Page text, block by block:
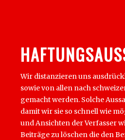
Wir distanzieren uns
sowie von allen nach
gemacht werden. Solche
damit wir sie so schnell wie
und Ansichten der Verfasser
Beiträge zu löschen die den